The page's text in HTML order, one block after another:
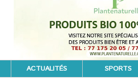
ACTUALITÉS SPORTS